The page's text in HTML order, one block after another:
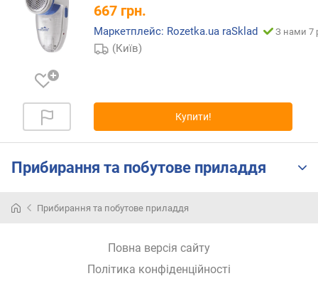
г
и
х
і
р
г
д
667 грн.
Маркетплейс: Rozetka.ua raSklad З нами 7
(Київ)
Купити!
Прибирання та побутове приладдя
Прибирання та побутове приладдя
Повна версія сайту
Політика конфіденційності